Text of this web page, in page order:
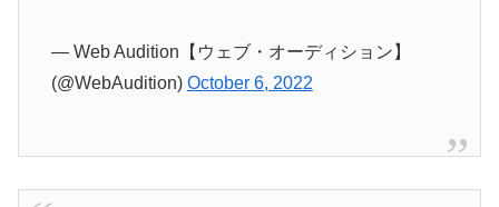
— Web Audition【ウェブ・オーディション】
(@WebAudition) October 6, 2022